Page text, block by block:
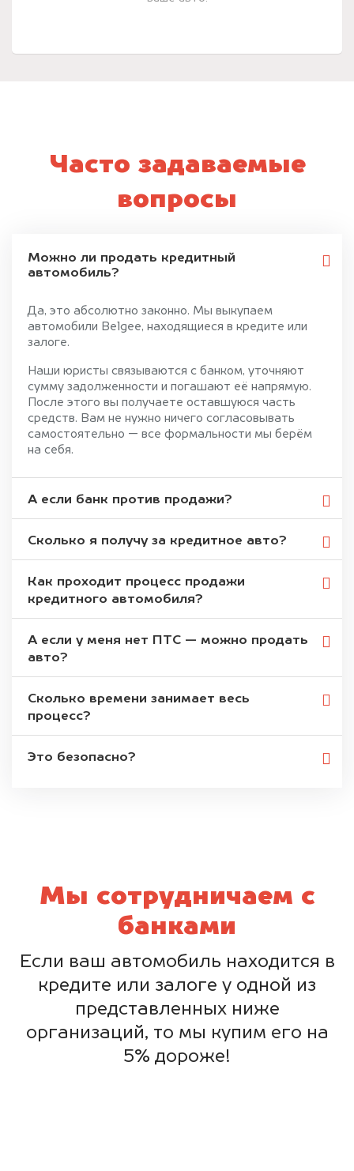
Часто задаваемые
вопросы
Можно ли продать кредитный
автомобиль?
Да, это абсолютно законно. Мы выкупаем
автомобили Belgee, находящиеся в кредите или
залоге.
Наши юристы связываются с банком, уточняют
сумму задолженности и погашают её напрямую.
После этого вы получаете оставшуюся часть
средств. Вам не нужно ничего согласовывать
самостоятельно — все формальности мы берём
на себя.
А если банк против продажи?
Сколько я получу за кредитное авто?
Как проходит процесс продажи
кредитного автомобиля?
А если у меня нет ПТС — можно продать
авто?
Сколько времени занимает весь
процесс?
Это безопасно?
Мы сотрудничаем с
банками
Если ваш автомобиль находится в
кредите или залоге у одной из
представленных ниже
организаций, то мы купим его на
5% дороже!